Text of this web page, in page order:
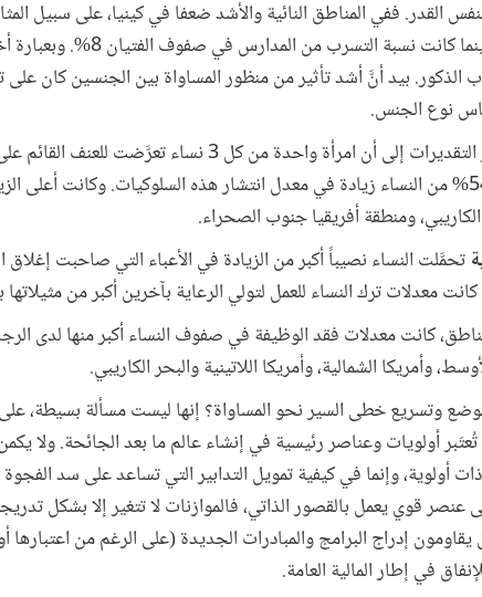
المدارس حينما أعيد فتحها،
بيد أنَّ أشد تأثير من منظور المساواة بين الجنسين كان على
نوع الجنس.
تشير التقديرات إلى أن امرأة واحدة من كل 3
ومع تفشِّي الجائحة، شهدت 54% من النساء زيادة في معدل انتشار هذه السلوكيات.
الكاريبي، ومنطقة أفريقيا جنوب الصحراء.
تحمَّلت النساء نصيباً أكبر من الزيادة في الأعباء التي صاحبت
معدلات ترك النساء للعمل لتولي الرعاية بآخرين أكبر من مثيلاتها
كانت معدلات فقد الوظيفة في صفوف النساء أكبر منها لدى
وأمريكا الشمالية، وأمريكا اللاتينية والبحر الكاريبي.
وتسريع خطى السير نحو المساواة؟ إنها ليست مسألة بسيطة،
أولويات وعناصر رئيسية في إنشاء عالم ما بعد الجائحة. ولا
أولوية، وإنما في كيفية تمويل التدابير التي تساعد على سد
عنصر قوي يعمل بالقصور الذاتي، فالموازنات لا تتغير إلا بشكل
يقاومون إدراج البرامج والمبادرات الجديدة (على الرغم من
في إطار المالية العامة.